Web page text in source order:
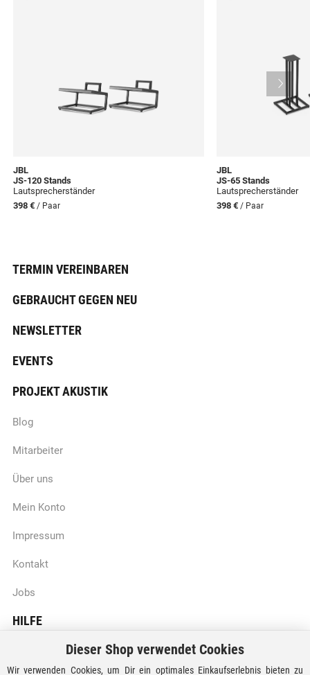
JBL
JS-120 Stands
Lautsprecherständer
398 € / Paar
JBL
JS-65 Stands
Lautsprecherständer
398 € / Paar
TERMIN VEREINBAREN
GEBRAUCHT GEGEN NEU
NEWSLETTER
EVENTS
PROJEKT AKUSTIK
Blog
Mitarbeiter
Über uns
Mein Konto
Impressum
Kontakt
Jobs
HILFE
Batteriegesetzhinweise
Dieser Shop verwendet Cookies
Wir verwenden Cookies, um Dir ein optimales Einkaufserlebnis bieten zu